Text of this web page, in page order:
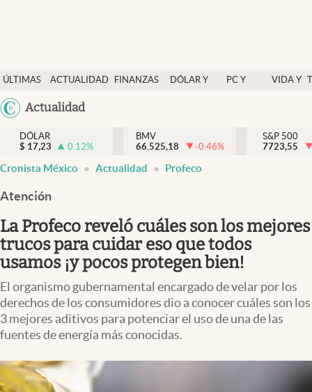
ÚLTIMAS
NOTICIAS
ACTUALIDAD
FINANZAS
DÓLAR Y
PC Y
VIDA Y
México
Actualidad
Actualidad
Finanzas y economía
Dólar y mercados
Pc y celular
Vida y estilo
Tv
Clima
Mediakit
DÓLAR
$ 17,23 0.12%
BMV
66.525,18
-0.46%
S&P 500
7723,55
Cronista México Actualidad Profeco
Atención
La Profeco reveló cuáles son los mejores
trucos para cuidar eso que todos
usamos ¡y pocos protegen bien!
El organismo gubernamental encargado de velar por los
derechos de los consumidores dio a conocer cuáles son los
3 mejores aditivos para potenciar el uso de una de las
fuentes de energía más conocidas.